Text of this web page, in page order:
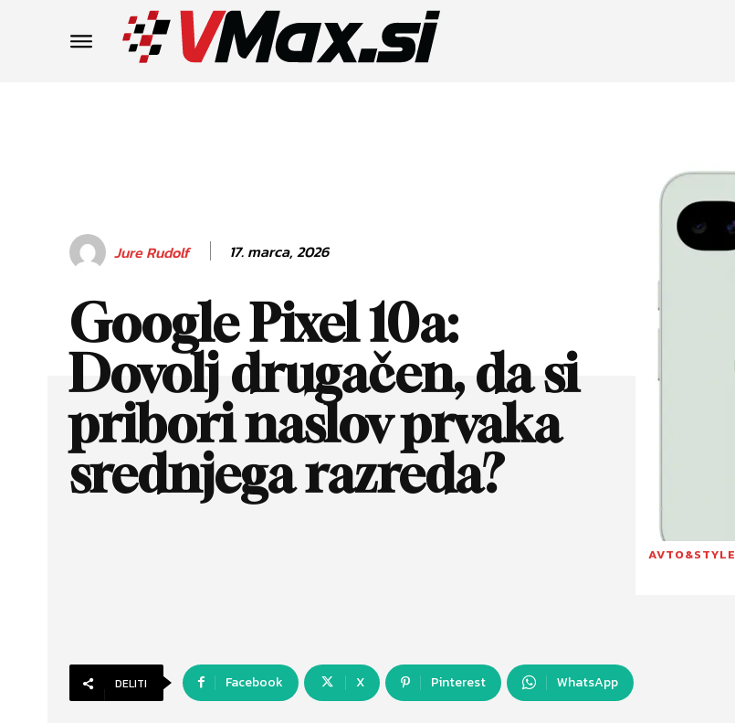
Jure Rudolf 17. marca, 2026
Google Pixel 10a:
Dovolj drugačen, da si
pribori naslov prvaka
srednjega razreda?
AVTO&STYLE
DELITI Facebook X Pinterest WhatsApp